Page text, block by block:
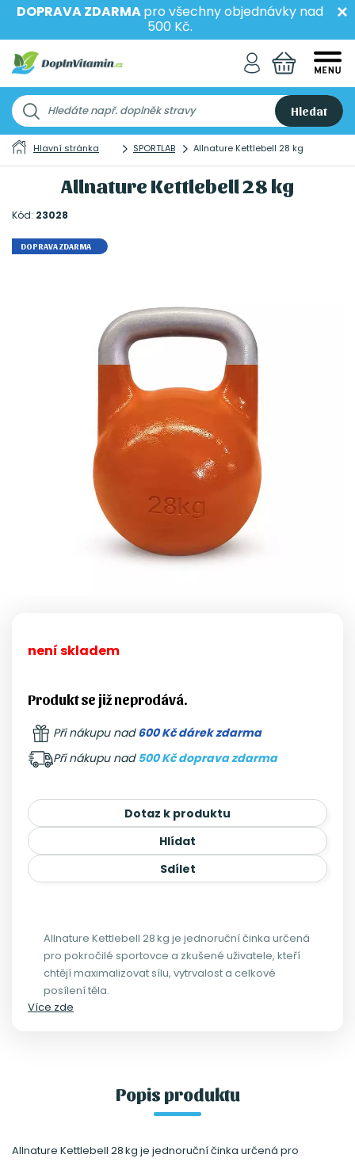
DOPRAVA ZDARMApro všechny objednávky nad
500 Kč.
Hledat
Hlavní stránka SPORTLAB Allnature Kettlebell 28 kg
Allnature Kettlebell 28 kg
Kód: 23028
DOPRAVA ZDARMA
není skladem
Produkt se již neprodává.
Při nákupu nad600 Kč dárek zdarma
Při nákupu nad 500 Kč doprava zdarma
Dotaz k produktu
Hlídat
Sdílet
Allnature Kettlebell 28 kg je jednoruční činka určená
pro pokročilé sportovce a zkušené uživatele, kteří
chtějí maximalizovat sílu, vytrvalost a celkové
posílení těla.
Více zde
Popis produktu
Allnature Kettlebell 28 kg je jednoruční činka určená pro